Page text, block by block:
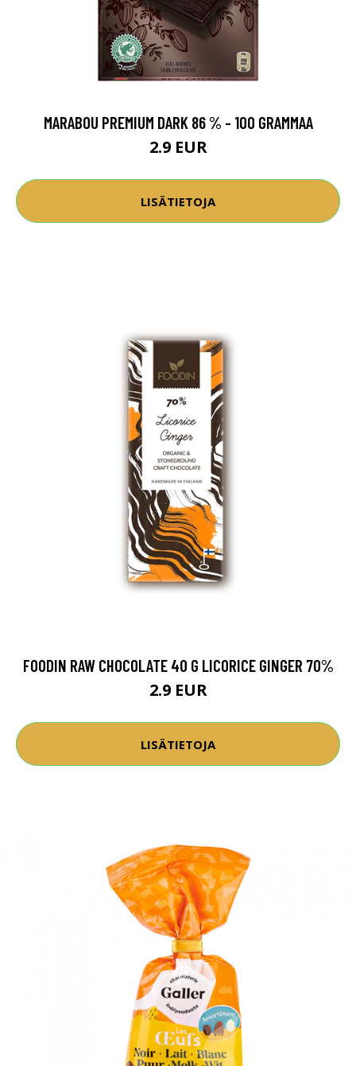
MARABOU PREMIUM DARK 86 % - 100 GRAMMAA
2.9 EUR
LISÄTIETOJA
FOODIN RAW CHOCOLATE 40 G LICORICE GINGER 70%
2.9 EUR
LISÄTIETOJA